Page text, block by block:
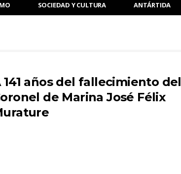
SOCIEDAD Y CULTURA ANTÁRTIDA
141 años del fallecimiento del
de Marina José Félix